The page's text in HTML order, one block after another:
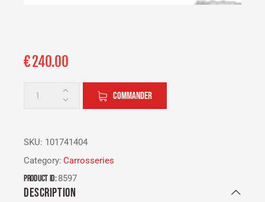
€240.00
COMMANDER
SKU: 101741404
Category: Carrosseries
Product ID:8597
DESCRIPTION